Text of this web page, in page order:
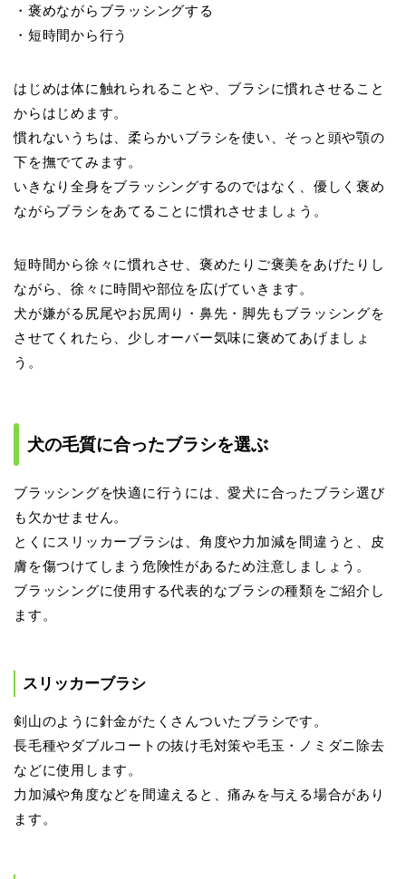
・褒めながらブラッシングする
・短時間から行う
はじめは体に触れられることや、ブラシに慣れさせること
からはじめます。
慣れないうちは、柔らかいブラシを使い、そっと頭や顎の
下を撫でてみます。
いきなり全身をブラッシングするのではなく、優しく褒め
ながらブラシをあてることに慣れさせましょう。
短時間から徐々に慣れさせ、褒めたりご褒美をあげたりし
ながら、徐々に時間や部位を広げていきます。
犬が嫌がる尻尾やお尻周り・鼻先・脚先もブラッシングを
させてくれたら、少しオーバー気味に褒めてあげましょ
う。
犬の毛質に合ったブラシを選ぶ
ブラッシングを快適に行うには、愛犬に合ったブラシ選び
も欠かせません。
とくにスリッカーブラシは、角度や力加減を間違うと、皮
膚を傷つけてしまう危険性があるため注意しましょう。
ブラッシングに使用する代表的なブラシの種類をご紹介し
ます。
スリッカーブラシ
剣山のように針金がたくさんついたブラシです。
長毛種やダブルコートの抜け毛対策や毛玉・ノミダニ除去
などに使用します。
力加減や角度などを間違えると、痛みを与える場合があり
ます。